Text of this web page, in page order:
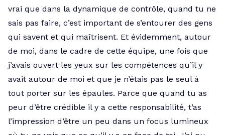
vrai que dans la dynamique de contrôle, quand tu ne
sais pas faire, c’est important de s’entourer des gens
qui savent et qui maîtrisent. Et évidemment, autour
de moi, dans le cadre de cette équipe, une fois que
j’avais ouvert les yeux sur les compétences qu’il y
avait autour de moi et que je n’étais pas le seul à
tout porter sur les épaules. Parce que quand tu as
peur d’être crédible il y a cette responsabilité, t’as
l’impression d’être un peu dans un focus lumineux